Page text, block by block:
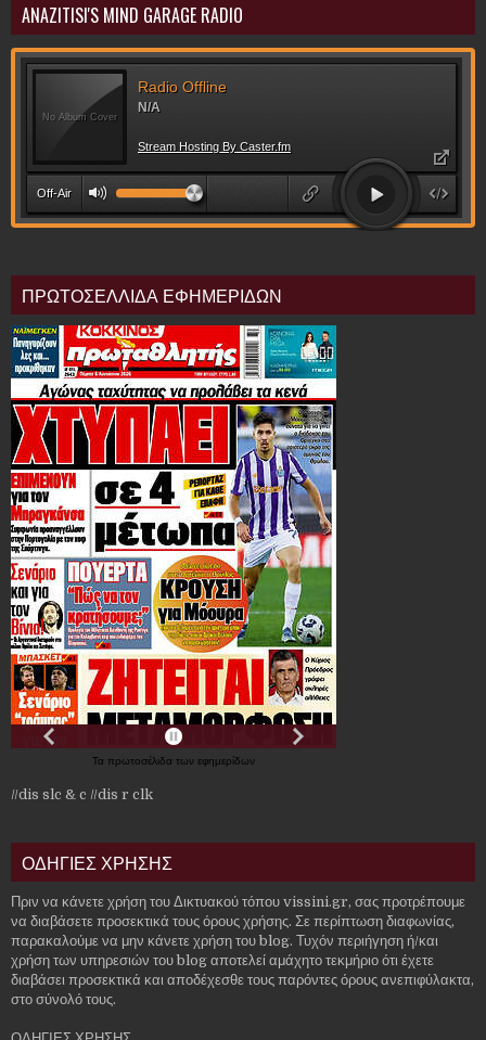
ANAZITISI'S MIND GARAGE RADIO
ΠΡΩΤΟΣΕΛΛΙΔΑ ΕΦΗΜΕΡΙΔΩΝ
Τα πρωτοσέλιδα των εφημερίδων
//dis slc & c //dis r clk
ΟΔΗΓΙΕΣ ΧΡΗΣΗΣ
Πριν να κάνετε χρήση του Δικτυακού τόπου vissini.gr, σας προτρέπουμε
να διαβάσετε προσεκτικά τους όρους χρήσης. Σε περίπτωση διαφωνίας,
παρακαλούμε να μην κάνετε χρήση του blog. Τυχόν περιήγηση ή/και
χρήση των υπηρεσιών του blog αποτελεί αμάχητο τεκμήριο ότι έχετε
διαβάσει προσεκτικά και αποδέχεσθε τους παρόντες όρους ανεπιφύλακτα,
στο σύνολό τους.